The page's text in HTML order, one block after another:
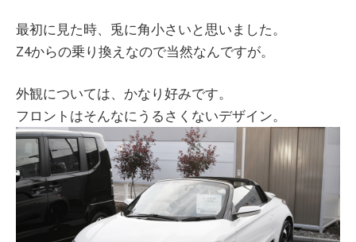
最初に見た時、兎に角小さいと思いました。
Z4からの乗り換えなので当然なんですが。
外観については、かなり好みです。
フロントはそんなにうるさくないデザイン。